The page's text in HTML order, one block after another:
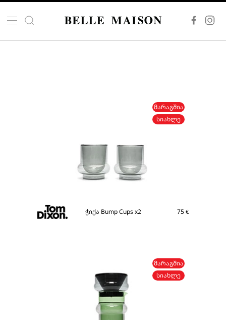
ᲛᲐᲠᲐᲒᲨᲘᲐ
ᲡᲘᲐᲮᲚᲔ
ჭიქა Bump Cups x2 75 €
ᲛᲐᲠᲐᲒᲨᲘᲐ
ᲡᲘᲐᲮᲚᲔ